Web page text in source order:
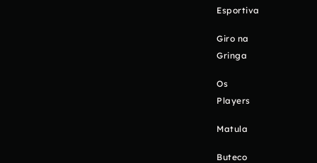
Esportiva
Giro na
Gringa
Os
Players
Matula
Buteco